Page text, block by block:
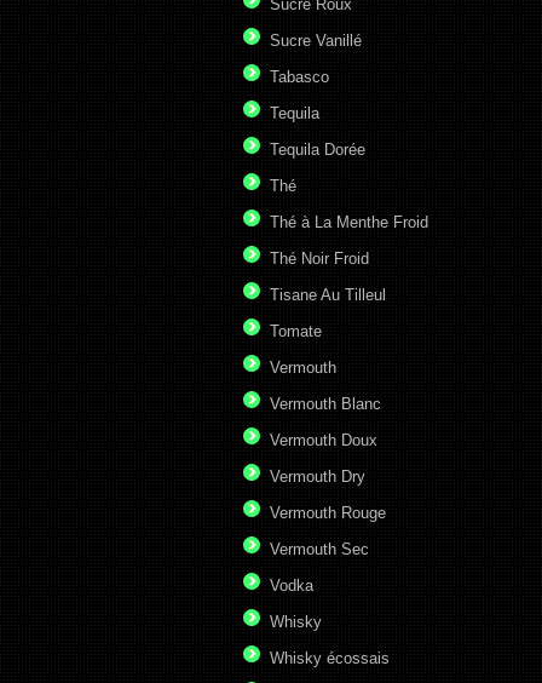
Sucre Roux
Sucre Vanillé
Tabasco
Tequila
Tequila Dorée
Thé
Thé à La Menthe Froid
Thé Noir Froid
Tisane Au Tilleul
Tomate
Vermouth
Vermouth Blanc
Vermouth Doux
Vermouth Dry
Vermouth Rouge
Vermouth Sec
Vodka
Whisky
Whisky écossais